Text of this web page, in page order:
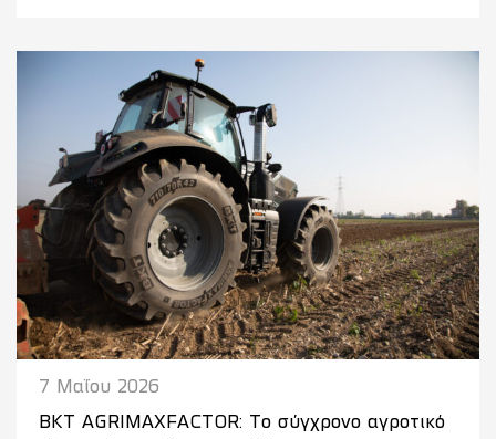
7 Μαΐου 2026
BKT AGRIMAXFACTOR: Το σύγχρονο αγροτικό